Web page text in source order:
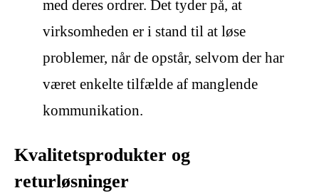
med deres ordrer. Det tyder på, at
virksomheden er i stand til at løse
problemer, når de opstår, selvom der har
været enkelte tilfælde af manglende
kommunikation.
Kvalitetsprodukter og
returløsninger